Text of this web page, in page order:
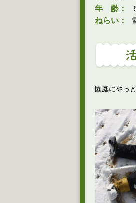
年 齢：
ねらい：
園庭にやっ